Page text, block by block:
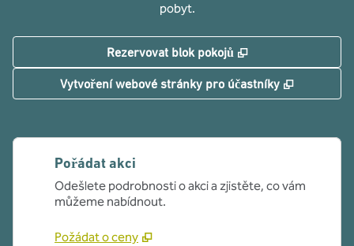
pobyt.
Rezervovat blok pokojů ,
Vytvoření webové stránky pro účastníky ,
Pořádat akci
Odešlete podrobnosti o akci a zjistěte, co vám
můžeme nabídnout.
Požádat o ceny